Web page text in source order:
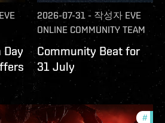
EVE
2026-07-31 - 작성자 EVE
ONLINE COMMUNITY TEAM
Community Beat for
31 July
#